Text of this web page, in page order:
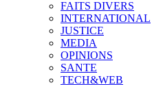
FAITS DIVERS
INTERNATIONAL
JUSTICE
MEDIA
OPINIONS
SANTE
TECH&WEB